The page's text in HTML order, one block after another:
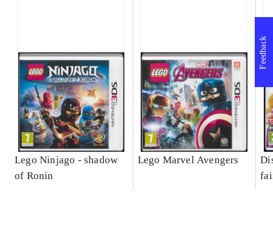
Lego Ninjago - shadow
of Ronin
Lego Marvel Avengers
Feedback